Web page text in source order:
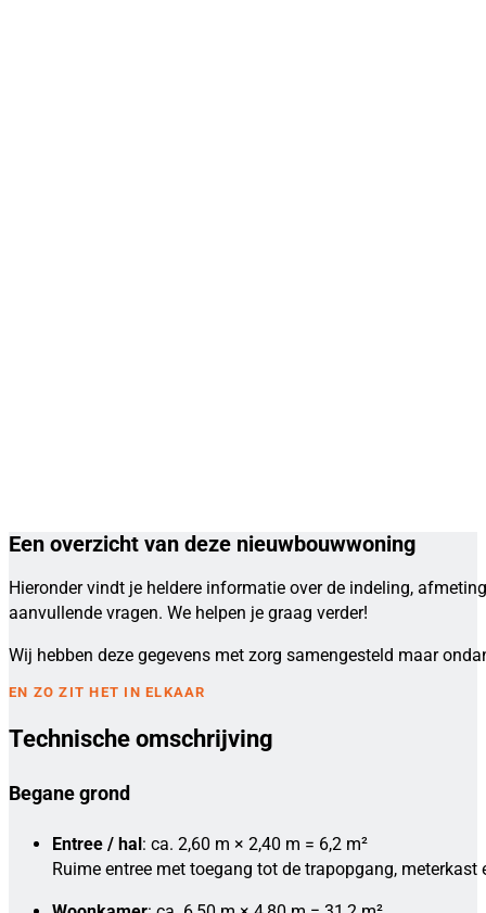
Een overzicht van deze nieuwbouwwoning
Hieronder vindt je heldere informatie over de indeling,
aanvullende vragen. We helpen je graag verder!
Wij hebben deze gegevens met zorg samengesteld maar
EN ZO ZIT HET IN ELKAAR
Technische omschrijving
Begane grond
Entree / hal: ca. 2,60 m × 2,40 m = 6,2 m²
Ruime entree met toegang tot de trapopgang, meterkast